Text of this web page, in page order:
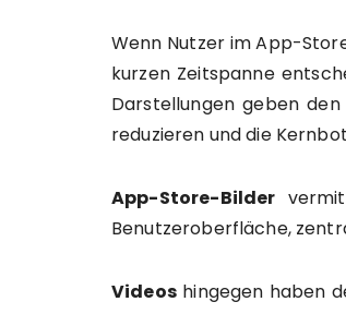
Wenn Nutzer im App-
kurzen Zeitspanne
Darstellungen geben
reduzieren und die
App-Store-Bilder
Benutzeroberfläche,
Videoshingegen haben